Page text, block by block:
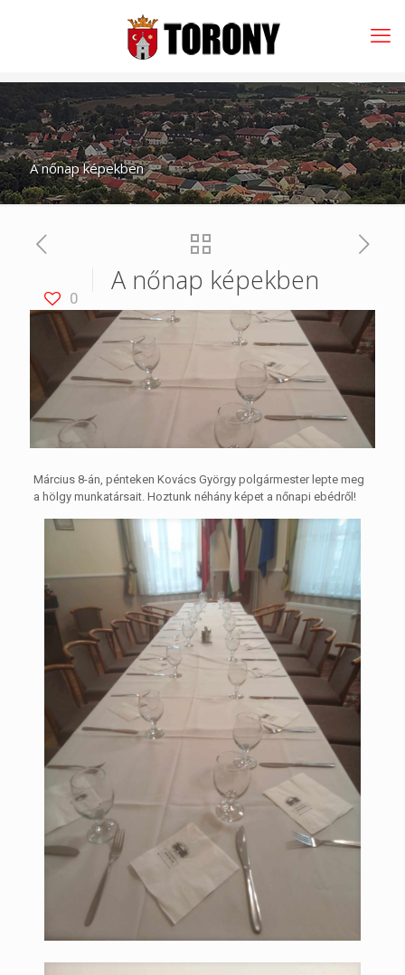
A nőnap képekben
0
A nőnap képekben
Március 8-án, pénteken Kovács György polgármester lepte meg
a hölgy munkatársait. Hoztunk néhány képet a nőnapi ebédről!